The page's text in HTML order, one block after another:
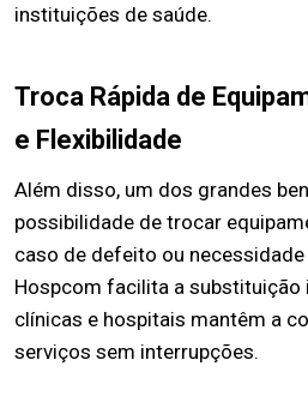
instituições de saúde.
Troca Rápida de
e Flexibilidade
Além disso, um dos grandes
possibilidade de trocar
caso de defeito ou necessidade
Hospcom facilita a substituição
clínicas e hospitais mantêm a
serviços sem interrupções.